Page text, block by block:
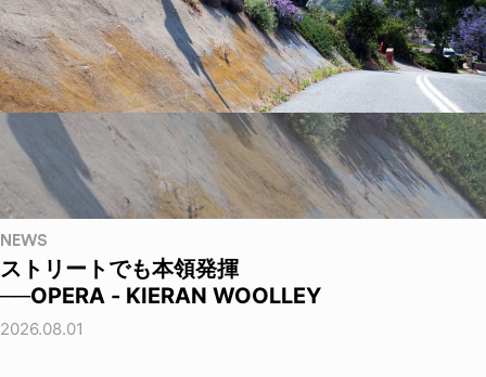
NEWS
ストリートでも本領発揮
──OPERA - KIERAN WOOLLEY
2026.08.01